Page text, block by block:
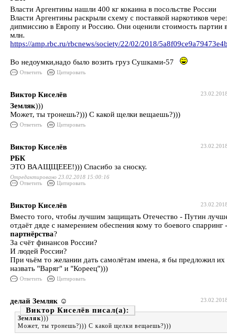
Власти Аргентины нашли 400 кг кокаина в посольстве России
Власти Аргентины раскрыли схему с поставкой наркотиков
дипмиссию в Европу и Россию. Они оценили стоимость партии
млн.
https://amp.rbc.ru/rbcnews/society/22/02/2018/
Во недоумки,надо было возить груз Сушками-57
Ответить Цитировать
Виктор Киселёв
Земляк)))
Может, ты тронешь?))) С какой щелки вещаешь?)))
Ответить Цитировать
Виктор Киселёв
РБК
ЭТО ВААЩЩЕЕЕ!))) Спасибо за сноску.
Отредактировано 23.02.2018 15:00:16
Ответить
Цитировать
Виктор Киселёв
Вместо того, чтобы лучшим защищать Отечество - Путин
отдаёт дяде с намерением обеспения кому то боевого спарринг -
партнёрства?
За счёт финансов России?
И людей России?
При чьём то желании дать самолётам имена, я бы предложил их
назвать "Варяг" и "Кореец")))
Ответить Цитировать
делай Земляк ☺️
Виктор Киселёв
Земляк)))
Может, ты тронешь?))) С какой щелки вещаешь?)))